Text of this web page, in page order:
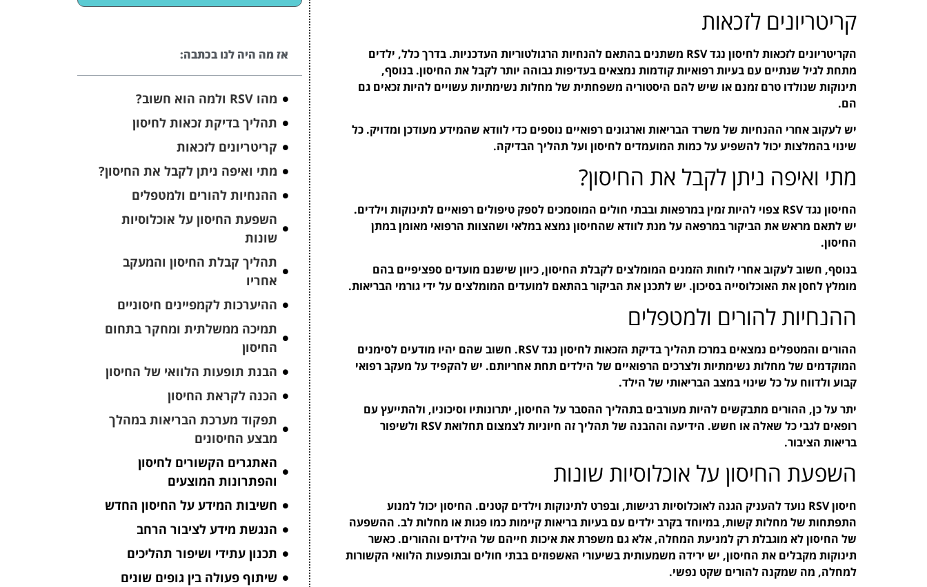
קריטריונים לזכאות
הקריטריונים לזכאות לחיסון נגד RSV משתנים בהתאם להנחיות הרגולטוריות העדכניות. בדרך כלל, ילדים
מתחת לגיל שנתיים עם בעיות רפואיות קודמות נמצאים בעדיפות גבוהה יותר לקבל את החיסון. בנוסף,
תינוקות שנולדו טרם זמנם או שיש להם היסטוריה משפחתית של מחלות נשימתיות עשויים להיות זכאים גם
הם.
יש לעקוב אחרי ההנחיות של משרד הבריאות וארגונים רפואיים נוספים כדי לוודא שהמידע מעודכן ומדויק. כל
שינוי בהמלצות יכול להשפיע על כמות המועמדים לחיסון ועל תהליך הבדיקה.
מתי ואיפה ניתן לקבל את החיסון?
החיסון נגד RSV צפוי להיות זמין במרפאות ובבתי חולים המוסמכים לספק טיפולים רפואיים לתינוקות וילדים.
יש לתאם מראש את הביקור במרפאה על מנת לוודא שהחיסון נמצא במלאי ושהצוות הרפואי מאומן במתן
החיסון.
בנוסף, חשוב לעקוב אחרי לוחות הזמנים המומלצים לקבלת החיסון, כיוון שישנם מועדים ספציפיים בהם
מומלץ לחסן את האוכלוסייה בסיכון. יש לתכנן את הביקור בהתאם למועדים המומלצים על ידי גורמי הבריאות.
ההנחיות להורים ולמטפלים
ההורים והמטפלים נמצאים במרכז תהליך בדיקת הזכאות לחיסון נגד RSV. חשוב שהם יהיו מודעים לסימנים
המוקדמים של מחלות נשימתיות ולצרכים הרפואיים של הילדים תחת אחריותם. יש להקפיד על מעקב רפואי
קבוע ולדווח על כל שינוי במצב הבריאותי של הילד.
יתר על כן, ההורים מתבקשים להיות מעורבים בתהליך ההסבר על החיסון, יתרונותיו וסיכוניו, ולהתייעץ עם
רופאים לגבי כל שאלה או חשש. הידיעה וההבנה של תהליך זה חיוניות לצמצום תחלואת RSV ולשיפור
בריאות הציבור.
השפעת החיסון על אוכלוסיות שונות
חיסון RSV נועד להעניק הגנה לאוכלוסיות רגישות, ובפרט לתינוקות וילדים קטנים. החיסון יכול למנוע
התפתחות של מחלות קשות, במיוחד בקרב ילדים עם בעיות בריאות קיימות כמו פגות או מחלות לב. ההשפעה
של החיסון לא מוגבלת רק למניעת המחלה, אלא גם משפרת את איכות חייהם של הילדים וההורים. כאשר
תינוקות מקבלים את החיסון, יש ירידה משמעותית בשיעורי האשפוזים בבתי חולים ובתופעות הלוואי הקשורות
למחלה, מה שמקנה להורים שקט נפשי.
אז מה היה לנו בכתבה:
מהו RSV ולמה הוא חשוב?
תהליך בדיקת זכאות לחיסון
קריטריונים לזכאות
מתי ואיפה ניתן לקבל את החיסון?
ההנחיות להורים ולמטפלים
השפעת החיסון על אוכלוסיות
שונות
תהליך קבלת החיסון והמעקב
אחריו
ההיערכות לקמפיינים חיסוניים
תמיכה ממשלתית ומחקר בתחום
החיסון
הבנת תופעות הלוואי של החיסון
הכנה לקראת החיסון
תפקוד מערכת הבריאות במהלך
מבצע החיסונים
האתגרים הקשורים לחיסון
והפתרונות המוצעים
חשיבות המידע על החיסון החדש
הנגשת מידע לציבור הרחב
תכנון עתידי ושיפור תהליכים
שיתוף פעולה בין גופים שונים